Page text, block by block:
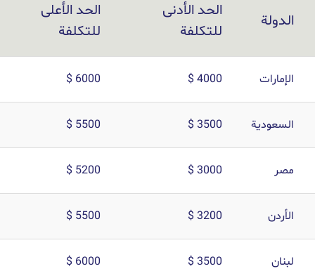
الدولة
الحد الأدنى
للتكلفة
الحد الأعلى
للتكلفة
الإمارات 4000 $
6000 $
السعودية 3500 $
5500 $
مصر 3000 $
5200 $
الأردن 3200 $
5500 $
لبنان 3500 $
6000 $